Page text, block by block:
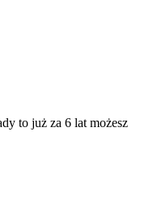
to już za 6 lat możesz